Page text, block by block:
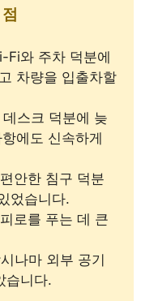
Fi와 주차 덕분에
차량을 입출차할
스크 덕분에 늦
에도 신속하게
안한 침구 덕분
었습니다.
로를 푸는 데 큰
나마 외부 공기
습니다.